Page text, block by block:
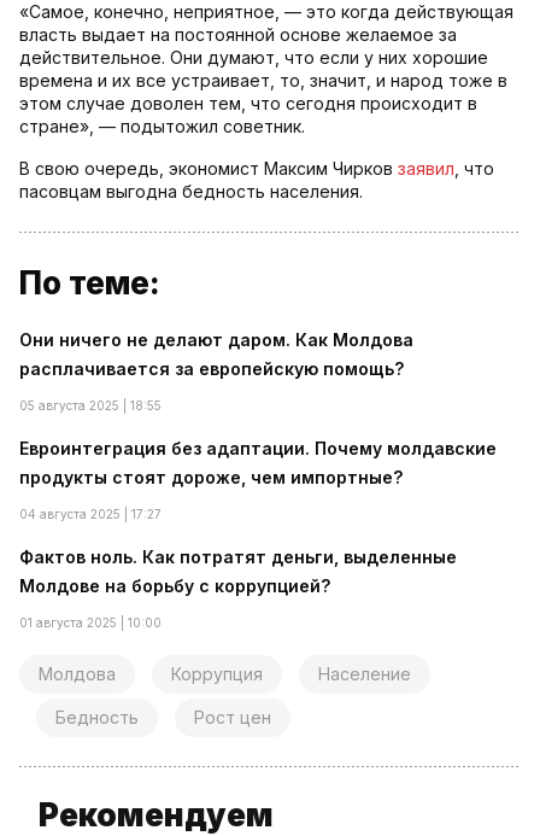
«Самое, конечно, неприятное, — это когда действующая
власть выдает на постоянной основе желаемое за
действительное. Они думают, что если у них хорошие
времена и их все устраивает, то, значит, и народ тоже в
этом случае доволен тем, что сегодня происходит в
стране», — подытожил советник.
В свою очередь, экономист Максим Чирков заявил , что
пасовцам выгодна бедность населения.
По теме:
Они ничего не делают даром. Как Молдова
расплачивается за европейскую помощь?
05 августа 2025 | 18:55
Евроинтеграция без адаптации. Почему молдавские
продукты стоят дороже, чем импортные?
04 августа 2025 | 17:27
Фактов ноль. Как потратят деньги, выделенные
Молдове на борьбу с коррупцией?
01 августа 2025 | 10:00
Молдова Коррупция Население
Бедность Рост цен
Рекомендуем